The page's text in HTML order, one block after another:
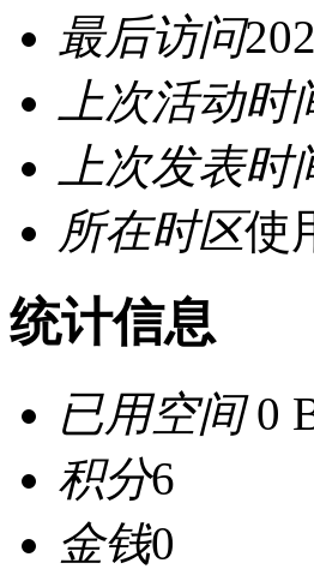
最后访问
上次活动时
上次发表时
所在时区使
统计信息
已用空间0
积分6
金钱0